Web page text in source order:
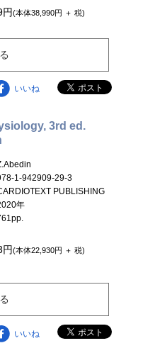
円(本体38,990円 ＋ 税)
いいね
3rd ed.
1-942909-29-3
PUBLISHING
年
円(本体22,930円 ＋ 税)
いいね